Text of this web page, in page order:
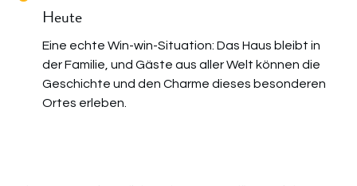
Heute
Eine echte Win-win-Situation: Das Haus bleibt in
der Familie, und Gäste aus aller Welt können die
Geschichte und den Charme dieses besonderen
Ortes erleben.